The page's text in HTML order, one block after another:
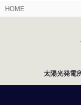
HOME
太陽光発電